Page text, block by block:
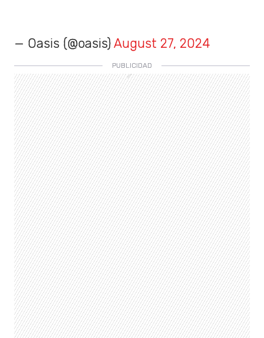
— Oasis (@oasis) August 27, 2024